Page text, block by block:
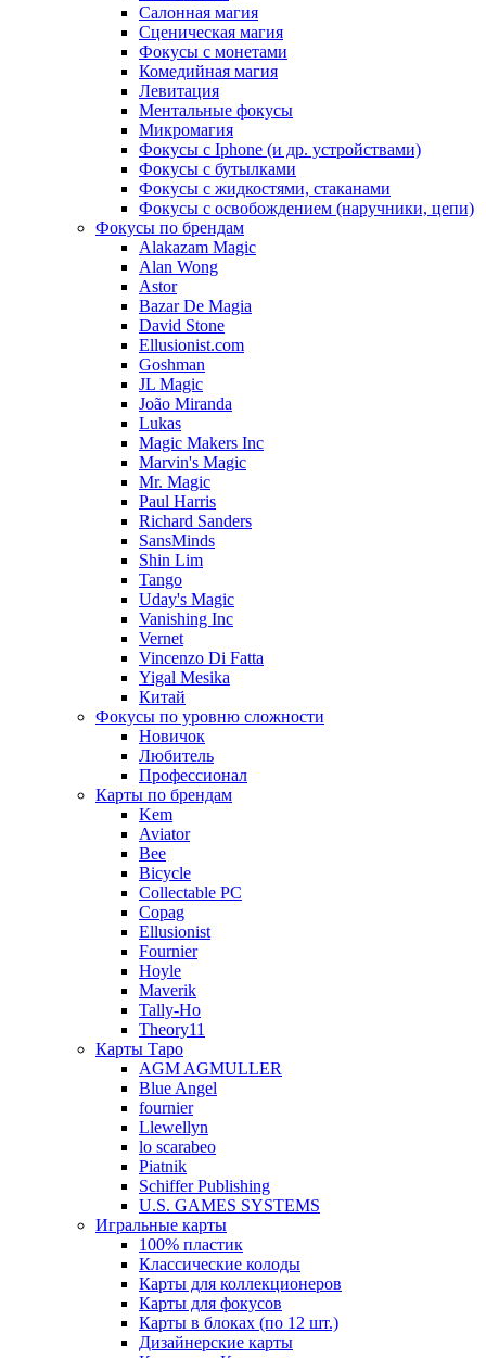
Салонная магия
Сценическая магия
Фокусы с монетами
Комедийная магия
Левитация
Ментальные фокусы
Микромагия
Фокусы с Iphone (и др. устройствами)
Фокусы с бутылками
Фокусы с жидкостями, стаканами
Фокусы с освобождением (наручники, цепи)
Фокусы по брендам
Alakazam Magic
Alan Wong
Astor
Bazar De Magia
David Stone
Ellusionist.com
Goshman
JL Magic
João Miranda
Lukas
Magic Makers Inc
Marvin's Magic
Mr. Magic
Paul Harris
Richard Sanders
SansMinds
Shin Lim
Tango
Uday's Magic
Vanishing Inc
Vernet
Vincenzo Di Fatta
Yigal Mesika
Китай
Фокусы по уровню сложности
Новичок
Любитель
Профессионал
Карты по брендам
Kem
Aviator
Bee
Bicycle
Collectable PC
Copag
Ellusionist
Fournier
Hoyle
Maverik
Tally-Ho
Theory11
Карты Таро
AGM AGMULLER
Blue Angel
fournier
Llewellyn
lo scarabeo
Piatnik
Schiffer Publishing
U.S. GAMES SYSTEMS
Игральные карты
100% пластик
Классические колоды
Карты для коллекционеров
Карты для фокусов
Карты в блоках (по 12 шт.)
Дизайнерские карты